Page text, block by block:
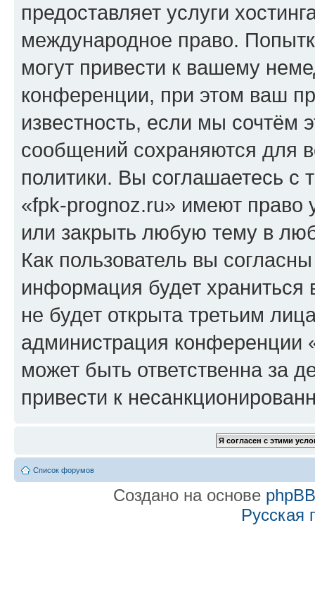
предоставляет услуги
международное право.
могут привести к вашему
конференции, при этом ваш
известность, если мы сочтём
сообщений сохраняются для
политики. Вы соглашаетесь
«fpk-prognoz.ru» имеют право
или закрыть любую тему в
Как пользователь вы
информация будет
не будет открыта третьим
администрация конференции
может быть ответственна за
привести к
Список форумов
Создано на основе phpBB
Русская